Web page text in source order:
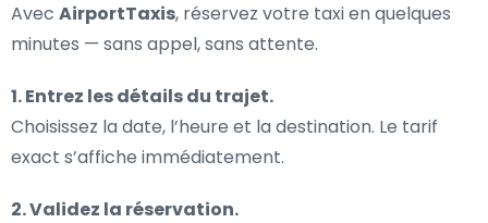
Avec AirportTaxis, réservez votre taxi en quelques
minutes — sans appel, sans attente.
1. Entrez les détails du trajet.
Choisissez la date, l’heure et la destination. Le tarif
exact s’affiche immédiatement.
2. Validez la réservation.